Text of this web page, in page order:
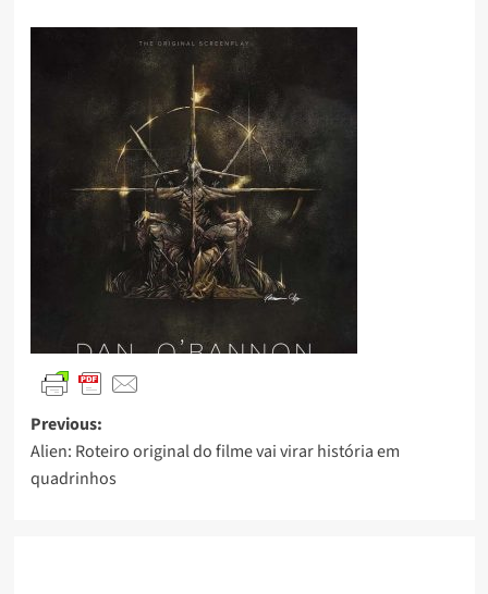
Previous:
Alien: Roteiro original do filme vai virar história em
quadrinhos